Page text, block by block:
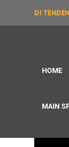
DI
HOME
MAIN